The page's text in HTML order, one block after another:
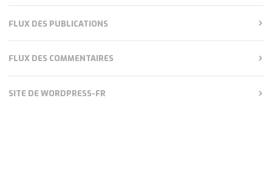
FLUX DES PUBLICATIONS
FLUX DES COMMENTAIRES
SITE DE WORDPRESS-FR